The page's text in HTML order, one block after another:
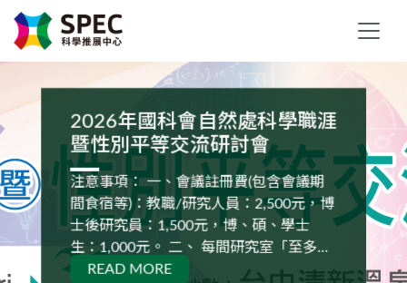
2026年國科會自然處科學職涯
暨性別平等交流研討會
注意事項： 一、會議註冊費(包含會議期
間食宿等)：教職/研究人員：2,500元，博
士後研究員：1,500元，博、碩、學士
生：1,000元。 二、 每間研究室「至多四
位」博、碩、學士生參與。 三、 會議交
READ MORE